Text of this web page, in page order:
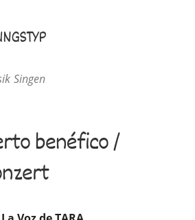
Singen
benéfico /